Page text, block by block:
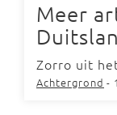
Meer
Zorro uit
Achtergrond -